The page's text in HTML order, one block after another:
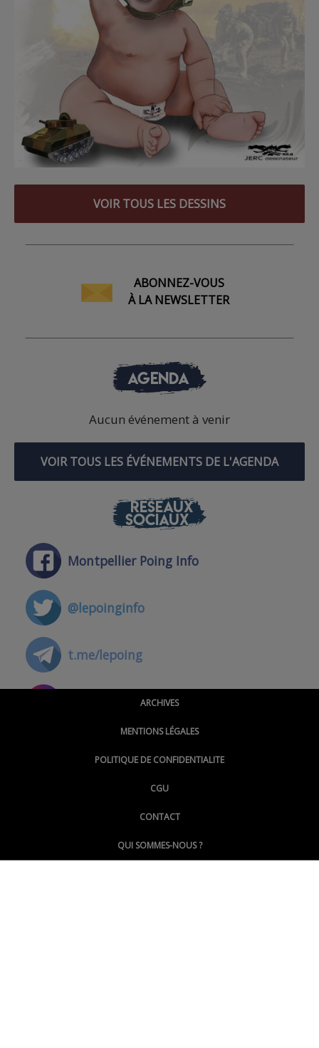
VOIR TOUS LES DESSINS
ABONNEZ-VOUS
À LA NEWSLETTER
AGENDA
Aucun événement à venir
VOIR TOUS LES ÉVÉNEMENTS DE L'AGENDA
RÉSEAUX
SOCIAUX
Montpellier Poing Info
@lepoinginfo
t.me/lepoing
@montpellierpoinginfo
@LePoingMontpellier
ARCHIVES
MENTIONS LÉGALES
POLITIQUE DE CONFIDENTIALITE
CGU
CONTACT
QUI SOMMES-NOUS ?